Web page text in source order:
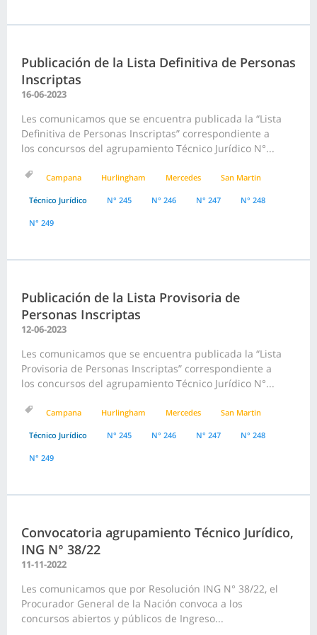
Publicación de la Lista Definitiva de Personas
Inscriptas
16-06-2023
Les comunicamos que se encuentra publicada la “Lista
Definitiva de Personas Inscriptas” correspondiente a
los concursos del agrupamiento Técnico Jurídico N°...
Campana Hurlingham Mercedes San Martin
Técnico Jurídico N° 245 N° 246 N° 247 N° 248
N° 249
Publicación de la Lista Provisoria de
Personas Inscriptas
12-06-2023
Les comunicamos que se encuentra publicada la “Lista
Provisoria de Personas Inscriptas” correspondiente a
los concursos del agrupamiento Técnico Jurídico N°...
Campana Hurlingham Mercedes San Martin
Técnico Jurídico N° 245 N° 246 N° 247 N° 248
N° 249
Convocatoria agrupamiento Técnico Jurídico,
ING N° 38/22
11-11-2022
Les comunicamos que por Resolución ING N° 38/22, el
Procurador General de la Nación convoca a los
concursos abiertos y públicos de Ingreso...